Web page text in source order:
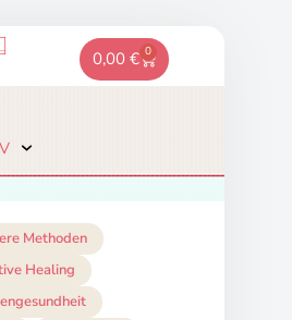
0,00 € 0
Warenkorb
Methoden
Healing